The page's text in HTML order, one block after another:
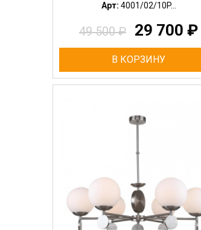
Арт: 4001/02/10P...
49 500₽ 29 700 ₽
В КОРЗИНУ